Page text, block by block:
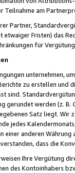
Teilnahme am
Partner,
etwaiger Fristen) das
für
unternehmen,
zu erstellen und
sind.
gerundet werden (z.
Satz liegt.
jedes
einer anderen
dass die
Ihre Vergütung
des Kontoinhabers